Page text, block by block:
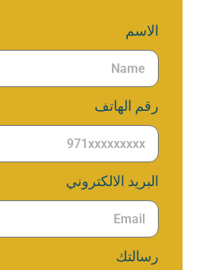
الاسم
رقم الهاتف
البريد الالكتروني
رسالتك